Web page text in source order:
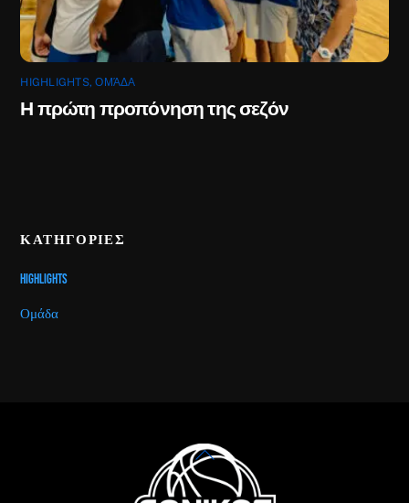
HIGHLIGHTS,ΟΜΆΔΑ
Η πρώτη προπόνηση της σεζόν
ΚΑΤΗΓΟΡΙΕΣ
Highlights
Ομάδα
Back
To
Top